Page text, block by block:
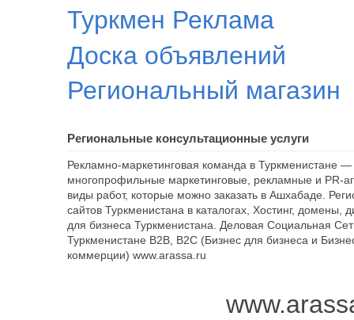
Туркмен Реклама
Доска объявлений
Региональный магазин
Региональные консультационные услуги
Рекламно-маркетинговая команда в Туркменистане —
многопрофильные маркетинговые, рекламные и PR-
виды работ, которые можно заказать в Ашхабаде.
сайтов Туркменистана в каталогах, Хостинг, домены,
для бизнеса Туркменистана. Деловая Социальная
Туркменистане B2B, B2C (Бизнес для бизнеса и
коммерции) www.arassa.ru